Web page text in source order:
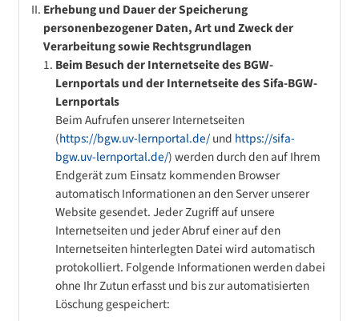
Erhebung und Dauer der Speicherung
personenbezogener Daten, Art und Zweck der
Verarbeitung sowie Rechtsgrundlagen
Beim Besuch der Internetseite des BGW-
Lernportals und der Internetseite des Sifa-BGW-
Lernportals
Beim Aufrufen unserer Internetseiten
(https://bgw.uv-lernportal.de/und https://sifa-
bgw.uv-lernportal.de/) werden durch den auf Ihrem
Endgerät zum Einsatz kommenden Browser
automatisch Informationen an den Server unserer
Website gesendet. Jeder Zugriff auf unsere
Internetseiten und jeder Abruf einer auf den
Internetseiten hinterlegten Datei wird automatisch
protokolliert. Folgende Informationen werden dabei
ohne Ihr Zutun erfasst und bis zur automatisierten
Löschung gespeichert: